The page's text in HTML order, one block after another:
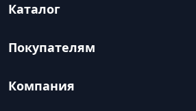
Каталог
Покупателям
Компания